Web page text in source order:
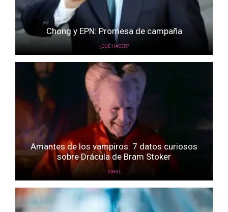
Chong y EPN: Promesa de campaña
¿QUÉ HACER?
Amantes de los vampiros: 7 datos curiosos
sobre Drácula de Bram Stoker
VIRAL